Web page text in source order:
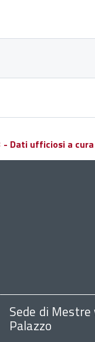
ufficiosi a
Sede di Mestre
Palazzo